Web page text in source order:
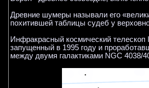
Древние шумеры называли его
похитившей таблицы судеб у
Инфракрасный космический телескоп
запущенный в 1995 году и
между двумя галактиками NGC 4038/